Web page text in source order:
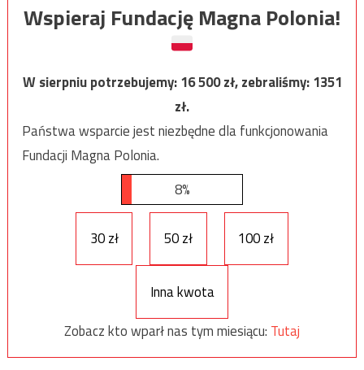
Wspieraj Fundację Magna Polonia!
W sierpniu potrzebujemy:16 500zł, zebraliśmy:1351
zł.
Państwa wsparcie jest niezbędne dla funkcjonowania
Fundacji Magna Polonia.
8%
30 zł 50 zł 100 zł
Inna kwota
Zobacz kto wparł nas tym miesiącu: Tutaj